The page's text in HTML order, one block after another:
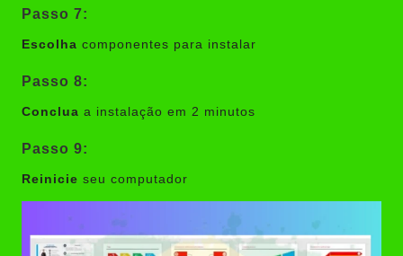
Passo 7:
Escolha componentes para instalar
Passo 8:
Conclua a instalação em 2 minutos
Passo 9:
Reinicie seu computador